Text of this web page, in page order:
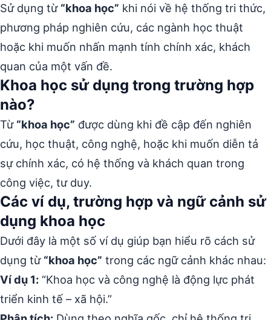
Sử dụng từ “khoa học” khi nói về hệ thống tri thức,
phương pháp nghiên cứu, các ngành học thuật
hoặc khi muốn nhấn mạnh tính chính xác, khách
quan của một vấn đề.
Khoa học sử dụng trong trường hợp
nào?
Từ “khoa học” được dùng khi đề cập đến nghiên
cứu, học thuật, công nghệ, hoặc khi muốn diễn tả
sự chính xác, có hệ thống và khách quan trong
công việc, tư duy.
Các ví dụ, trường hợp và ngữ cảnh sử
dụng khoa học
Dưới đây là một số ví dụ giúp bạn hiểu rõ cách sử
dụng từ “khoa học” trong các ngữ cảnh khác nhau:
Ví dụ 1: “Khoa học và công nghệ là động lực phát
triển kinh tế – xã hội.”